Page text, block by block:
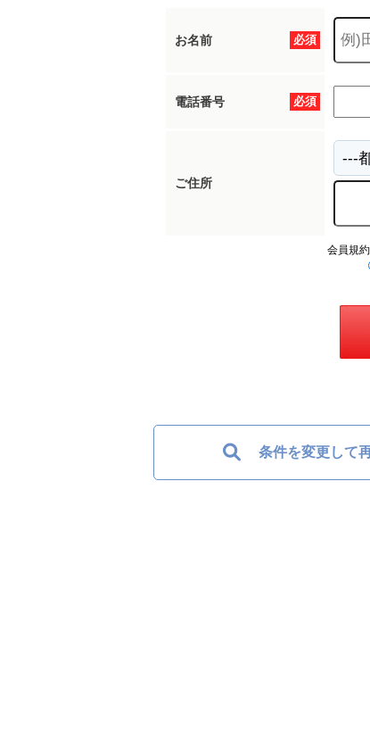
必須
お名前
必須
電話番号
ご住所
会員規
条件を変更して